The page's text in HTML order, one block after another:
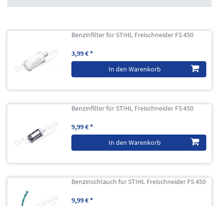
Benzinfilter für STIHL Freischneider FS 450
3,99 € *
In den Warenkorb
Benzinfilter für STIHL Freischneider FS 450
9,99 € *
In den Warenkorb
Benzinschlauch für STIHL Freischneider FS 450
9,99 € *